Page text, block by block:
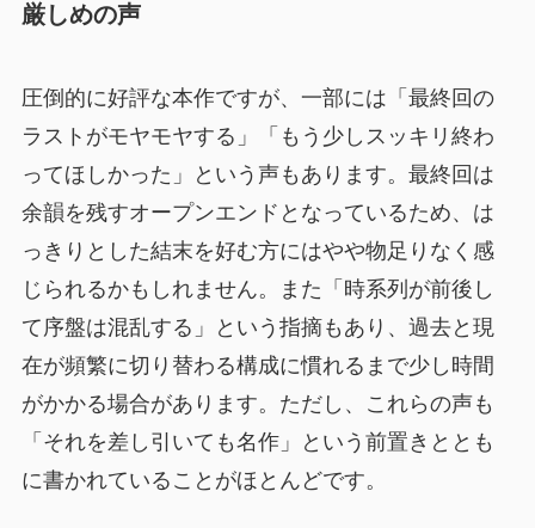
厳しめの声
圧倒的に好評な本作ですが、一部には「最終回の
ラストがモヤモヤする」「もう少しスッキリ終わ
ってほしかった」という声もあります。最終回は
余韻を残すオープンエンドとなっているため、は
っきりとした結末を好む方にはやや物足りなく感
じられるかもしれません。また「時系列が前後し
て序盤は混乱する」という指摘もあり、過去と現
在が頻繁に切り替わる構成に慣れるまで少し時間
がかかる場合があります。ただし、これらの声も
「それを差し引いても名作」という前置きととも
に書かれていることがほとんどです。